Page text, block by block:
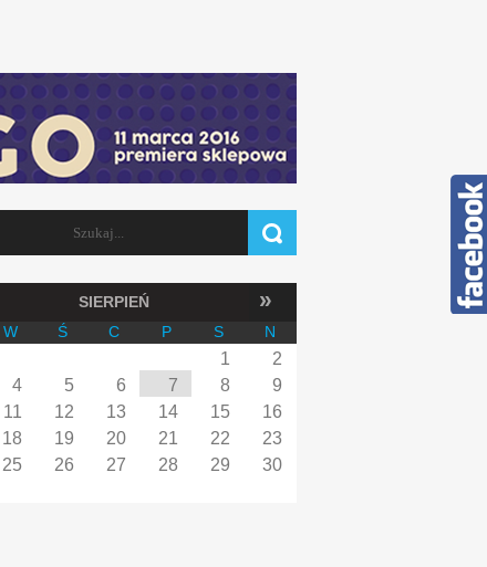
FORMULARZ WYSZUKIWANIA
SIERPIEŃ »
W Ś C P S N
1
2
4 5 6 7 8
9
11 12 13 14 15
16
18 19 20 21 22
23
25 26 27 28 29
30